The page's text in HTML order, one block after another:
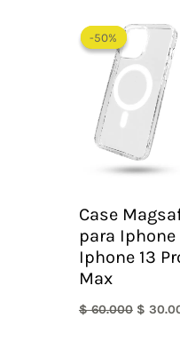
-50%
-50%
Case
para Iphone
Iphone 13
Max
$60.000
precio
original
era:
$
$